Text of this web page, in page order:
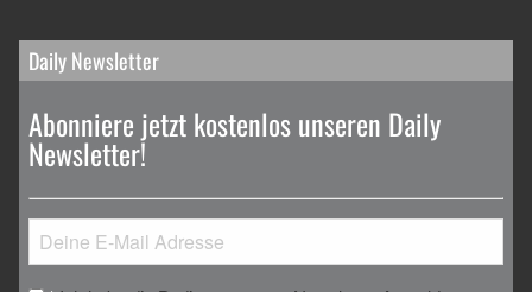
Daily Newsletter
Abonniere jetzt kostenlos unseren Daily
Newsletter!